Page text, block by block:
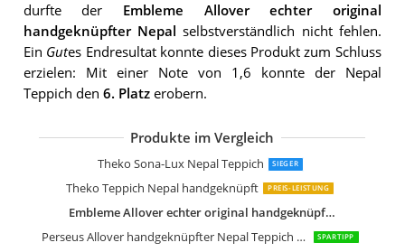
durfte der Embleme Allover echter original
handgeknüpfter Nepal selbstverständlich nicht fehlen.
Ein Gutes Endresultat konnte dieses Produkt zum Schluss
erzielen: Mit einer Note von 1,6 konnte der Nepal
Teppich den 6. Platzerobern.
Produkte im Vergleich
Theko Sona-Lux Nepal Teppich SIEGER
Theko Teppich Nepal handgeknüpft PREIS-LEISTUNG
Embleme Allover echter original handgeknüpfter Nepal
Perseus Allover handgeknüpfter Nepal Teppich Wolle
SPARTIPP
Steffensmeier Nepal Teppich